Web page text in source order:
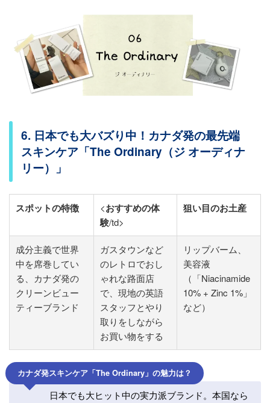
6. 日本でも大バズり中！カナダ発の最先端
スキンケア「The Ordinary（ジ オーディナ
リー）」
スポットの特徴 <おすすめの体
験/td>
狙い目のお土産
成分主義で世界
中を席巻してい
る、カナダ発の
クリーンビュー
ティーブランド
ガスタウンなど
のレトロでおし
ゃれな路面店
で、現地の英語
スタッフとやり
取りをしながら
お買い物をする
リップバーム、
美容液
（「Niacinamide
10% + Zinc 1%」
など）
カナダ発スキンケア「The Ordinary」の魅力は？
日本でも大ヒット中の実力派ブランド。本国なら